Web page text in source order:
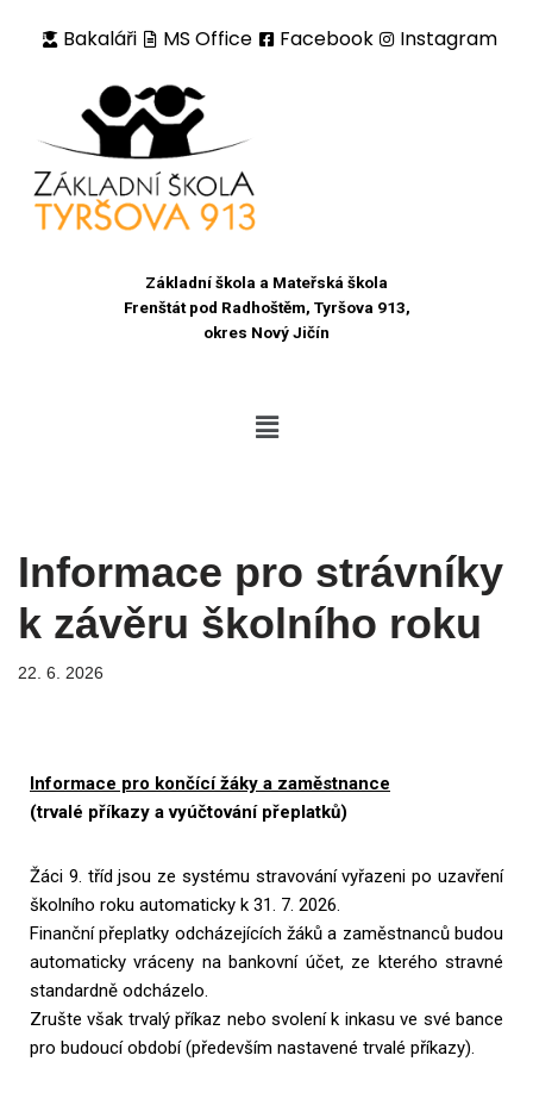
Bakaláři MS Office Facebook Instagram
Základní škola a Mateřská škola
Frenštát pod Radhoštěm, Tyršova 913,
okres Nový Jičín
Informace pro strávníky
k závěru školního roku
22. 6. 2026
Informace pro končící žáky a zaměstnance
(trvalé příkazy a vyúčtování přeplatků)
Žáci 9. tříd jsou ze systému stravování vyřazeni po uzavření
školního roku automaticky k 31. 7. 2026.
Finanční přeplatky odcházejících žáků a zaměstnanců budou
automaticky vráceny na bankovní účet, ze kterého stravné
standardně odcházelo.
Zrušte však trvalý příkaz nebo svolení k inkasu ve své bance
pro budoucí období (především nastavené trvalé příkazy).